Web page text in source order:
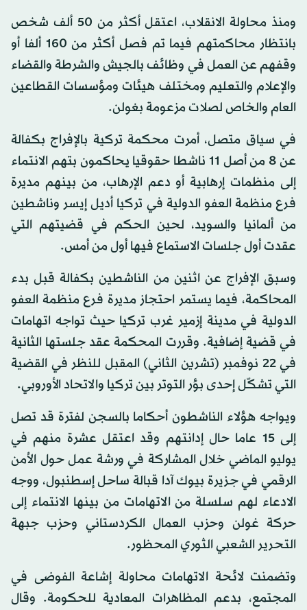
ومنذ محاولة الانقلاب، اعتقل أكثر من 50 ألف شخص
بانتظار محاكمتهم فيما تم فصل أكثر من 160 ألفا أو
وقفهم عن العمل في وظائف بالجيش والشرطة والقضاء
والإعلام والتعليم ومختلف هيئات ومؤسسات القطاعين
العام والخاص لصلات مزعومة بغولن.
في سياق متصل، أمرت محكمة تركية بالإفراج بكفالة
عن 8 من أصل 11 ناشطا حقوقيا يحاكمون بتهم الانتماء
إلى منظمات إرهابية أو دعم الإرهاب، من بينهم مديرة
فرع منظمة العفو الدولية في تركيا أديل إيسر وناشطين
من ألمانيا والسويد، لحين الحكم في قضيتهم التي
عقدت أول جلسات الاستماع فيها أول من أمس.
وسبق الإفراج عن اثنين من الناشطين بكفالة قبل بدء
المحاكمة، فيما يستمر احتجاز مديرة فرع منظمة العفو
الدولية في مدينة إزمير غرب تركيا حيث تواجه اتهامات
في قضية إضافية. وقررت المحكمة عقد جلستها الثانية
في 22 نوفمبر (تشرين الثاني) المقبل للنظر في القضية
التي تشكّل إحدى بؤر التوتر بين تركيا والاتحاد الأوروبي.
ويواجه هؤلاء الناشطون أحكاما بالسجن لفترة قد تصل
إلى 15 عاما حال إدانتهم وقد اعتقل عشرة منهم في
يوليو الماضي خلال المشاركة في ورشة عمل حول الأمن
الرقمي في جزيرة بيوك آدا قبالة ساحل إسطنبول، ووجه
الادعاء لهم سلسلة من الاتهامات من بينها الانتماء إلى
حركة غولن وحزب العمال الكردستاني وحزب جبهة
التحرير الشعبي الثوري المحظور.
وتضمنت لائحة الاتهامات محاولة إشاعة الفوضى في
المجتمع، بدعم المظاهرات المعادية للحكومة. وقال